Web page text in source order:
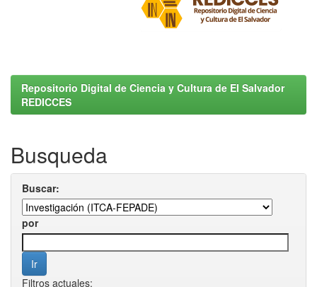
Repositorio Digital de Ciencia y Cultura de El Salvador
REDICCES
Busqueda
Buscar:
por
Filtros actuales: